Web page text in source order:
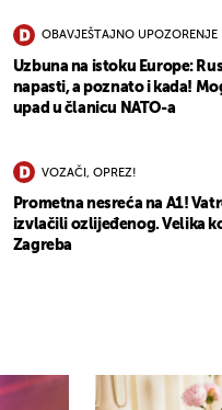
OBAVJEŠTAJNO UPOZORENJE
Uzbuna na istoku Europe:
napasti, a poznato i kada!
upad u članicu NATO-a
VOZAČI, OPREZ!
Prometna nesreća na A1!
izvlačili ozlijeđenog. Velika
Zagreba